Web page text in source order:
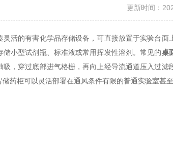
更新时间：
的有害化学品存储设备，可直接放置于实验台面
小型试剂瓶、标准液或常用挥发性溶剂。常见的桌
，穿过底部进气格栅，再向上经导流通道压入过
药柜可以灵活部署在通风条件有限的普通实验室甚